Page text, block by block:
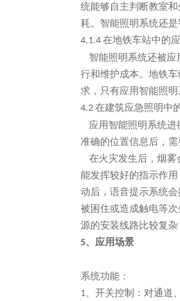
统能够自主判断教室
耗。智能照明系统还
4.1.4 在地铁车站中的
智能照明系统还被应
行和维护成本。地铁
求，只有应用智能照
4.2 在建筑应急照明中
应用智能照明系统进
准确的位置信息后，
在火灾发生后，烟雾
能发挥较好的指示作
动后，语音提示系统
被困住或造成触电等
源的安装线路比较复
5、应用场景
系统功能：
1、开关控制：对通道